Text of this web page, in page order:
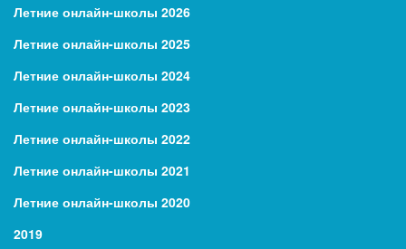
Летние онлайн-школы 2026
Летние онлайн-школы 2025
Летние онлайн-школы 2024
Летние онлайн-школы 2023
Летние онлайн-школы 2022
Летние онлайн-школы 2021
Летние онлайн-школы 2020
2019